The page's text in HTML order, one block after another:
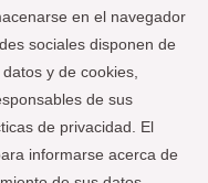
en el navegador
sociales disponen de
y de cookies,
de sus
de privacidad. El
informarse acerca de